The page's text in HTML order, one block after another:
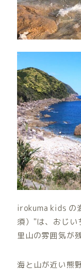
irokuma kids の
須）"は、おじい
里山の雰囲気が
海と山が近い熊